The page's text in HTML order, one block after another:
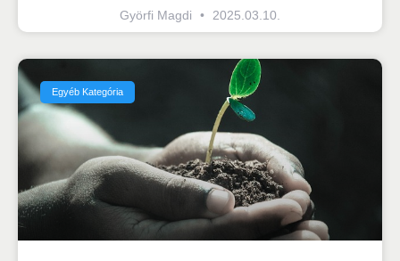
Györfi Magdi 2025.03.10.
Egyéb Kategória